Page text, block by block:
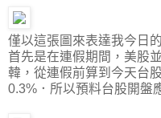
僅以這張圖來表達我今日的
首先是在連假期間，美股
韓，從連假前算到今天台
0.3%．所以預料台股開盤